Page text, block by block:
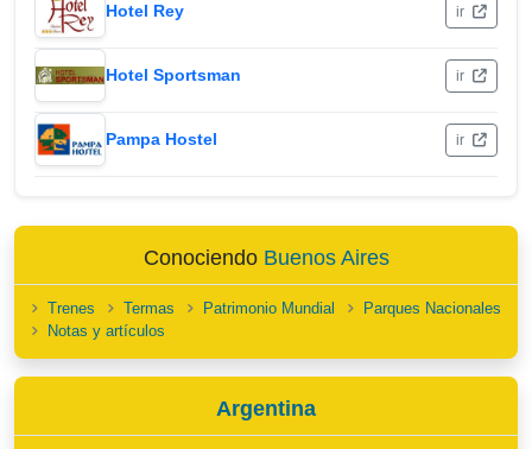
Hotel Rey ir
Hotel Sportsman ir
Pampa Hostel ir
Conociendo Buenos Aires
Trenes Termas Patrimonio Mundial
Parques Nacionales
Notas y artículos
Argentina